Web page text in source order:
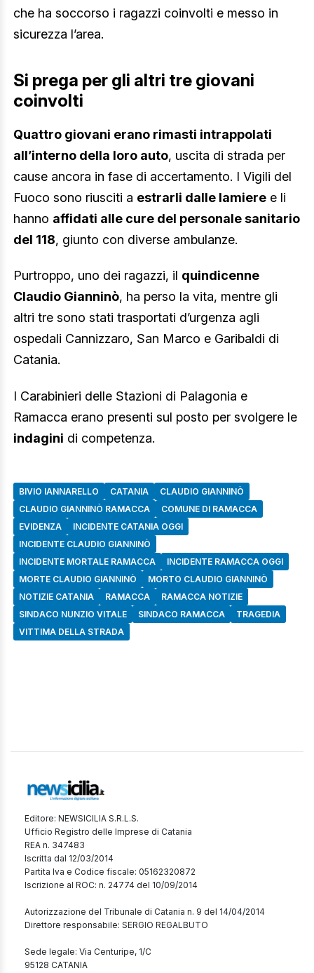
che ha soccorso i ragazzi coinvolti e messo in
sicurezza l’area.
Si prega per gli altri tre giovani
coinvolti
Quattro giovani erano rimasti intrappolati
all’interno della loro auto, uscita di strada per
cause ancora in fase di accertamento. I Vigili del
Fuoco sono riusciti a estrarli dalle lamiere e li
hanno affidati alle cure del personale sanitario
del 118, giunto con diverse ambulanze.
Purtroppo, uno dei ragazzi, il quindicenne
Claudio Gianninò, ha perso la vita, mentre gli
altri tre sono stati trasportati d’urgenza agli
ospedali Cannizzaro, San Marco e Garibaldi di
Catania.
I Carabinieri delle Stazioni di Palagonia e
Ramacca erano presenti sul posto per svolgere le
indagini di competenza.
BIVIO IANNARELLO CATANIA
CLAUDIO GIANNINÒ
CLAUDIO GIANNINÒ RAMACCA
COMUNE DI RAMACCA
EVIDENZA
INCIDENTE CATANIA OGGI
INCIDENTE CLAUDIO GIANNINÒ
INCIDENTE MORTALE RAMACCA
INCIDENTE RAMACCA OGGI
MORTE CLAUDIO GIANNINÒ
MORTO CLAUDIO GIANNINÒ
NOTIZIE CATANIA
RAMACCA
RAMACCA NOTIZIE
SINDACO NUNZIO VITALE
SINDACO RAMACCA
TRAGEDIA
VITTIMA DELLA STRADA
Editore: NEWSICILIA S.R.L.S.
Ufficio Registro delle Imprese di Catania
REA n. 347483
Iscritta dal 12/03/2014
Partita Iva e Codice fiscale: 05162320872
Iscrizione al ROC: n. 24774 del 10/09/2014
Autorizzazione del Tribunale di Catania n. 9 del 14/04/2014
Direttore responsabile: SERGIO REGALBUTO
Sede legale: Via Centuripe, 1/C
95128 CATANIA